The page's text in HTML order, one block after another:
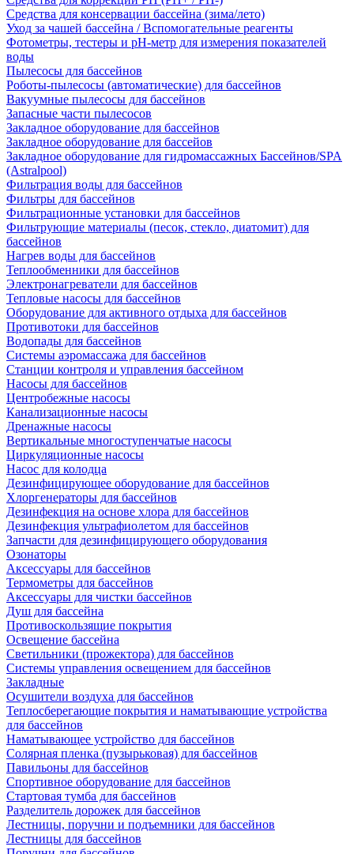
Средства для консервации бассейна (зима/лето)
Уход за чашей бассейна / Вспомогательные реагенты
Фотометры, тестеры и рН-метр для измерения показателей
воды
Пылесосы для бассейнов
Роботы-пылесосы (автоматические) для бассейнов
Вакуумные пылесосы для бассейнов
Запасные части пылесосов
Закладное оборудование для бассейнов
Закладное оборудование для бассейов
Закладное оборудование для гидромассажных Бассейнов/SPA
(Astralpool)
Фильтрация воды для бассейнов
Фильтры для бассейнов
Фильтрационные установки для бассейнов
Фильтрующие материалы (песок, стекло, диатомит) для
бассейнов
Нагрев воды для бассейнов
Теплообменники для бассейнов
Электронагреватели для бассейнов
Тепловые насосы для бассейнов
Оборудование для активного отдыха для бассейнов
Противотоки для бассейнов
Водопады для бассейнов
Системы аэромассажа для бассейнов
Станции контроля и управления бассейном
Насосы для бассейнов
Центробежные насосы
Канализационные насосы
Дренажные насосы
Вертикальные многоступенчатые насосы
Циркуляционные насосы
Насос для колодца
Дезинфицирующее оборудование для бассейнов
Хлоргенераторы для бассейнов
Дезинфекция на основе хлора для бассейнов
Дезинфекция ультрафиолетом для бассейнов
Запчасти для дезинфицирующего оборудования
Озонаторы
Аксессуары для бассейнов
Термометры для бассейнов
Аксессуары для чистки бассейнов
Душ для бассейна
Противоскользящие покрытия
Освещение бассейна
Светильники (прожектора) для бассейнов
Системы управления освещением для бассейнов
Закладные
Осушители воздуха для бассейнов
Теплосберегающие покрытия и наматывающие устройства
для бассейнов
Наматывающее устройство для бассейнов
Солярная пленка (пузырьковая) для бассейнов
Павильоны для бассейнов
Спортивное оборудование для бассейнов
Стартовая тумба для бассейнов
Разделитель дорожек для бассейнов
Лестницы, поручни и подъемники для бассейнов
Лестницы для бассейнов